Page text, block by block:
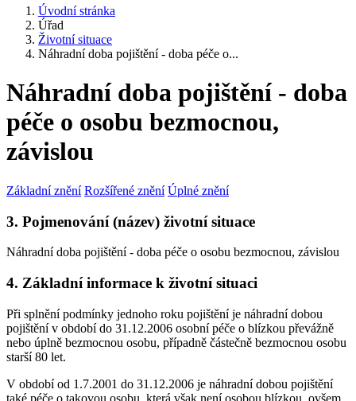
Úvodní stránka
Úřad
Životní situace
Náhradní doba pojištění - doba péče o...
Náhradní doba pojištění - doba
péče o osobu bezmocnou,
závislou
Základní znění Rozšířené znění Úplné znění
3. Pojmenování (název) životní situace
Náhradní doba pojištění - doba péče o osobu bezmocnou, závislou
4. Základní informace k životní situaci
Při splnění podmínky jednoho roku pojištění je náhradní dobou
pojištění v období do 31.12.2006 osobní péče o blízkou převážně
nebo úplně bezmocnou osobu, případně částečně bezmocnou osobu
starší 80 let.
V období od 1.7.2001 do 31.12.2006 je náhradní dobou pojištění
také péče o takovou osobu, která však není osobou blízkou, ovšem